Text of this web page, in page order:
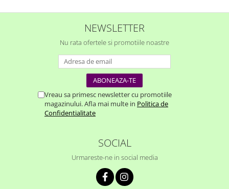
NEWSLETTER
Nu rata ofertele si promotiile noastre
Vreau sa primesc newsletter cu promotiile
magazinului. Afla mai multe in Politica de
Confidentialitate
SOCIAL
Urmareste-ne in social media